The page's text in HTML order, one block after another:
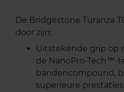
De Bridgestone Turanza
door zijn:
Uitstekende grip op
de NanoPro-Tech™-
bandencompound,
superieure